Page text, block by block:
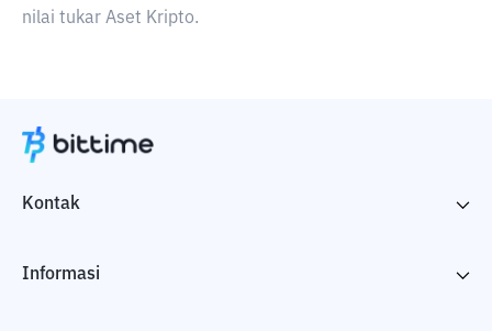
nilai tukar Aset Kripto.
Kontak
Informasi